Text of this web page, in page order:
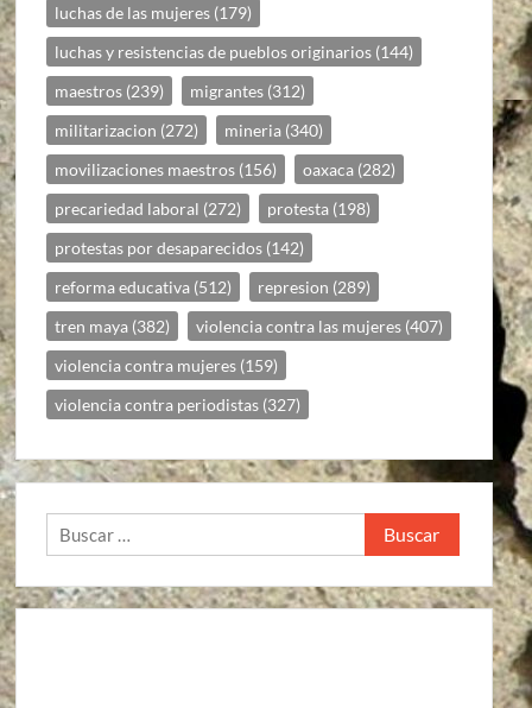
luchas de las mujeres (179)
luchas y resistencias de pueblos originarios (144)
maestros (239) migrantes (312)
militarizacion (272) mineria (340)
movilizaciones maestros (156) oaxaca (282)
precariedad laboral (272) protesta (198)
protestas por desaparecidos (142)
reforma educativa (512) represion (289)
tren maya (382) violencia contra las mujeres (407)
violencia contra mujeres (159)
violencia contra periodistas (327)
Buscar: